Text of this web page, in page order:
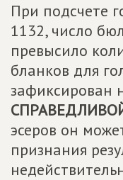
При подсчете
1132, число
превысило
бланков для
зафиксирован
эсеров он
признания